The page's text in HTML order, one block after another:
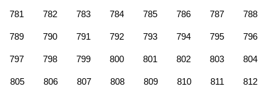
781 782 783 784 785 786 787 788
789 790 791 792 793 794 795 796
797 798 799 800 801 802 803 804
805 806 807 808 809 810 811 812